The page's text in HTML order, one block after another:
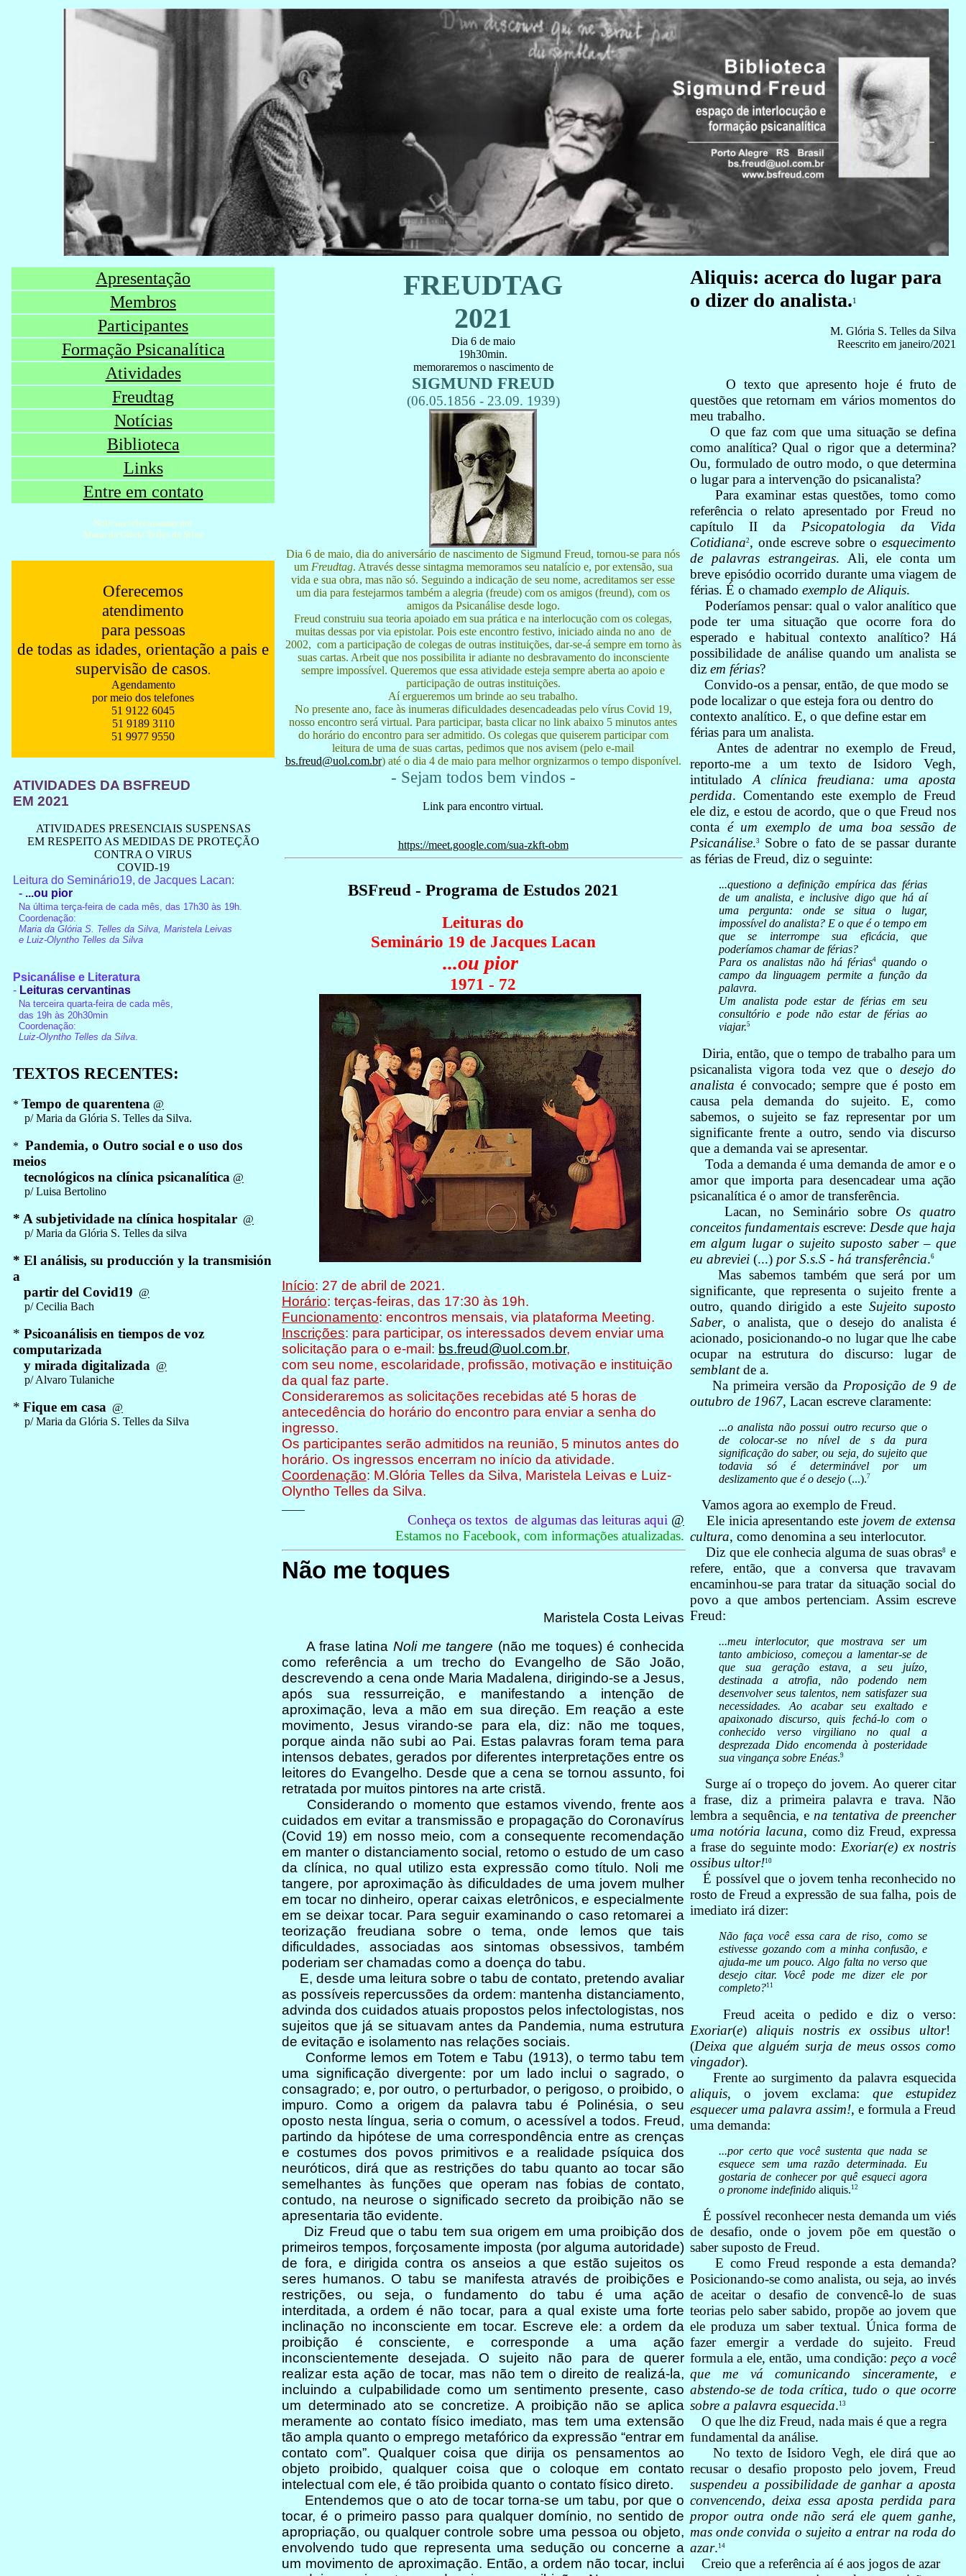
Apresentação
Membros
Participantes
Formação Psicanalítica
Atividades
Freudtag
Notícias
Biblioteca
Links
Entre em contato
Notícias selecionadas por
Maria da Glória Telles da Silva
Oferecemos
atendimento
para pessoas
de todas as idades, orientação a pais e
supervisão de casos.
Agendamento
por meio dos telefones
51 9122 6045
51 9189 3110
51 9977 9550
ATIVIDADES DA BSFREUD
EM 2021
ATIVIDADES PRESENCIAIS SUSPENSAS
EM RESPEITO AS MEDIDAS DE PROTEÇÃO
CONTRA O VIRUS
COVID-19
Leitura do Seminário19, de Jacques Lacan:
- ...ou pior
Na última terça-feira de cada mês, das 17h30 às 19h.
Coordenação:
Maria da Glória S. Telles da Silva, Maristela Leivas
e Luiz-Olyntho Telles da Silva
Psicanálise e Literatura
- Leituras cervantinas
Na terceira quarta-feira de cada mês,
das 19h às 20h30min
Coordenação:
Luiz-Olyntho Telles da Silva.
TEXTOS RECENTES:
* Tempo de quarentena @
p/ Maria da Glória S. Telles da Silva.
* Pandemia, o Outro social e o uso dos
meios
tecnológicos na clínica psicanalítica @
p/ Luisa Bertolino
* A subjetividade na clínica hospitalar @
p/ Maria da Glória S. Telles da silva
* El análisis, su producción y la transmisión
a
partir del Covid19 @
p/ Cecilia Bach
* Psicoanálisis en tiempos de voz
computarizada
y mirada digitalizada @
p/ Alvaro Tulaniche
* Fique em casa @
p/ Maria da Glória S. Telles da Silva
FREUDTAG
2021
Dia 6 de maio
19h30min.
memoraremos o nascimento de
SIGMUND FREUD
(06.05.1856 - 23.09. 1939)
Dia 6 de maio, dia do aniversário de nascimento de Sigmund Freud, tornou-se para nós
um Freudtag. Através desse sintagma memoramos seu natalício e, por extensão, sua
vida e sua obra, mas não só. Seguindo a indicação de seu nome, acreditamos ser esse
um dia para festejarmos também a alegria (freude) com os amigos (freund), com os
amigos da Psicanálise desde logo.
Freud construiu sua teoria apoiado em sua prática e na interlocução com os colegas,
muitas dessas por via epistolar. Pois este encontro festivo, iniciado ainda no ano de
2002, com a participação de colegas de outras instituições, dar-se-á sempre em torno às
suas cartas. Arbeit que nos possibilita ir adiante no desbravamento do inconsciente
sempre impossível. Queremos que essa atividade esteja sempre aberta ao apoio e
participação de outras instituições.
Aí ergueremos um brinde ao seu trabalho.
No presente ano, face às inumeras dificuldades desencadeadas pelo vírus Covid 19,
nosso encontro será virtual. Para participar, basta clicar no link abaixo 5 minutos antes
do horário do encontro para ser admitido. Os colegas que quiserem participar com
leitura de uma de suas cartas, pedimos que nos avisem (pelo e-mail
bs.freud@uol.com.br) até o dia 4 de maio para melhor orgnizarmos o tempo disponível.
- Sejam todos bem vindos -
Link para encontro virtual.
https://meet.google.com/sua-zkft-obm
BSFreud - Programa de Estudos 2021
Leituras do
Seminário 19 de Jacques Lacan
...ou pior
1971 - 72
Início: 27 de abril de 2021.
Horário: terças-feiras, das 17:30 às 19h.
Funcionamento: encontros mensais, via plataforma Meeting.
Inscrições: para participar, os interessados devem enviar uma
solicitação para o e-mail: bs.freud@uol.com.br,
com seu nome, escolaridade, profissão, motivação e instituição
da qual faz parte.
Consideraremos as solicitações recebidas até 5 horas de
antecedência do horário do encontro para enviar a senha do
ingresso.
Os participantes serão admitidos na reunião, 5 minutos antes do
horário. Os ingressos encerram no início da atividade.
Coordenação: M.Glória Telles da Silva, Maristela Leivas e Luiz-
Olyntho Telles da Silva.
Conheça os textos de algumas das leituras aqui @
Estamos no Facebook, com informações atualizadas.
Não me toques
Maristela Costa Leivas
A frase latina Noli me tangere (não me toques) é conhecida
como referência a um trecho do Evangelho de São João,
descrevendo a cena onde Maria Madalena, dirigindo-se a Jesus,
após sua ressurreição, e manifestando a intenção de
aproximação, leva a mão em sua direção. Em reação a este
movimento, Jesus virando-se para ela, diz: não me toques,
porque ainda não subi ao Pai. Estas palavras foram tema para
intensos debates, gerados por diferentes interpretações entre os
leitores do Evangelho. Desde que a cena se tornou assunto, foi
retratada por muitos pintores na arte cristã.
Considerando o momento que estamos vivendo, frente aos
cuidados em evitar a transmissão e propagação do Coronavírus
(Covid 19) em nosso meio, com a consequente recomendação
em manter o distanciamento social, retomo o estudo de um caso
da clínica, no qual utilizo esta expressão como título. Noli me
tangere, por aproximação às dificuldades de uma jovem mulher
em tocar no dinheiro, operar caixas eletrônicos, e especialmente
em se deixar tocar. Para seguir examinando o caso retomarei a
teorização freudiana sobre o tema, onde lemos que tais
dificuldades, associadas aos sintomas obsessivos, também
poderiam ser chamadas como a doença do tabu.
E, desde uma leitura sobre o tabu de contato, pretendo avaliar
as possíveis repercussões da ordem: mantenha distanciamento,
advinda dos cuidados atuais propostos pelos infectologistas, nos
sujeitos que já se situavam antes da Pandemia, numa estrutura
de evitação e isolamento nas relações sociais.
Conforme lemos em Totem e Tabu (1913), o termo tabu tem
uma significação divergente: por um lado inclui o sagrado, o
consagrado; e, por outro, o perturbador, o perigoso, o proibido, o
impuro. Como a origem da palavra tabu é Polinésia, o seu
oposto nesta língua, seria o comum, o acessível a todos. Freud,
partindo da hipótese de uma correspondência entre as crenças
e costumes dos povos primitivos e a realidade psíquica dos
neuróticos, dirá que as restrições do tabu quanto ao tocar são
semelhantes às funções que operam nas fobias de contato,
contudo, na neurose o significado secreto da proibição não se
apresentaria tão evidente.
Diz Freud que o tabu tem sua origem em uma proibição dos
primeiros tempos, forçosamente imposta (por alguma autoridade)
de fora, e dirigida contra os anseios a que estão sujeitos os
seres humanos. O tabu se manifesta através de proibições e
restrições, ou seja, o fundamento do tabu é uma ação
interditada, a ordem é não tocar, para a qual existe uma forte
inclinação no inconsciente em tocar. Escreve ele: a ordem da
proibição é consciente, e corresponde a uma ação
inconscientemente desejada. O sujeito não para de querer
realizar esta ação de tocar, mas não tem o direito de realizá-la,
incluindo a culpabilidade como um sentimento presente, caso
um determinado ato se concretize. A proibição não se aplica
meramente ao contato físico imediato, mas tem uma extensão
tão ampla quanto o emprego metafórico da expressão “entrar em
contato com”. Qualquer coisa que dirija os pensamentos ao
objeto proibido, qualquer coisa que o coloque em contato
intelectual com ele, é tão proibida quanto o contato físico direto.
Entendemos que o ato de tocar torna-se um tabu, por que o
tocar, é o primeiro passo para qualquer domínio, no sentido de
apropriação, ou qualquer controle sobre uma pessoa ou objeto,
envolvendo tudo que representa uma sedução ou concerne a
um movimento de aproximação. Então, a ordem não tocar, inclui
Aliquis: acerca do lugar para
o dizer do analista.1
M. Glória S. Telles da Silva
Reescrito em janeiro/2021
O texto que apresento hoje é fruto de
questões que retornam em vários momentos do
meu trabalho.
O que faz com que uma situação se defina
como analítica? Qual o rigor que a determina?
Ou, formulado de outro modo, o que determina
o lugar para a intervenção do psicanalista?
Para examinar estas questões, tomo como
referência o relato apresentado por Freud no
capítulo II da Psicopatologia da Vida
Cotidiana2 , onde escreve sobre o esquecimento
de palavras estrangeiras. Ali, ele conta um
breve episódio ocorrido durante uma viagem de
férias. É o chamado exemplo de Aliquis.
Poderíamos pensar: qual o valor analítico que
pode ter uma situação que ocorre fora do
esperado e habitual contexto analítico? Há
possibilidade de análise quando um analista se
diz em férias?
Convido-os a pensar, então, de que modo se
pode localizar o que esteja fora ou dentro do
contexto analítico. E, o que define estar em
férias para um analista.
Antes de adentrar no exemplo de Freud,
reporto-me a um texto de Isidoro Vegh,
intitulado A clínica freudiana: uma aposta
perdida. Comentando este exemplo de Freud
ele diz, e estou de acordo, que o que Freud nos
conta é um exemplo de uma boa sessão de
Psicanálise.3
Sobre o fato de se passar durante
as férias de Freud, diz o seguinte:
...questiono a definição empírica das férias
de um analista, e inclusive digo que há aí
uma pergunta: onde se situa o lugar,
impossível do analista? E o que é o tempo em
que se interrompe sua eficácia, que
poderíamos chamar de férias?
Para os analistas não há férias4
quando o
campo da linguagem permite a função da
palavra.
Um analista pode estar de férias em seu
consultório e pode não estar de férias ao
viajar.5
Diria, então, que o tempo de trabalho para um
psicanalista vigora toda vez que o desejo do
analista é convocado; sempre que é posto em
causa pela demanda do sujeito. E, como
sabemos, o sujeito se faz representar por um
significante frente a outro, sendo via discurso
que a demanda vai se apresentar.
Toda a demanda é uma demanda de amor e o
amor que importa para desencadear uma ação
psicanalítica é o amor de transferência.
Lacan, no Seminário sobre Os quatro
conceitos fundamentais escreve: Desde que haja
em algum lugar o sujeito suposto saber – que
eu abreviei (...) por S.s.S - há transferência.6
Mas sabemos também que será por um
significante, que representa o sujeito frente a
outro, quando dirigido a este Sujeito suposto
Saber, o analista, que o desejo do analista é
acionado, posicionando-o no lugar que lhe cabe
ocupar na estrutura do discurso: lugar de
semblantde a.
Na primeira versão da Proposição de 9 de
outubro de 1967, Lacan escreve claramente:
...o analista não possui outro recurso que o
de colocar-se no nível de s da pura
significação do saber, ou seja, do sujeito que
todavia só é determinável por um
deslizamento que é o desejo (...).7
Vamos agora ao exemplo de Freud.
Ele inicia apresentando este jovem de extensa
cultura, como denomina a seu interlocutor.
Diz que ele conhecia alguma de suas obras8
e
refere, então, que a conversa que travavam
encaminhou-se para tratar da situação social do
povo a que ambos pertenciam. Assim escreve
Freud:
...meu interlocutor, que mostrava ser um
tanto ambicioso, começou a lamentar-se de
que sua geração estava, a seu juízo,
destinada a atrofia, não podendo nem
desenvolver seus talentos, nem satisfazer sua
necessidades. Ao acabar seu exaltado e
apaixonado discurso, quis fechá-lo com o
conhecido verso virgiliano no qual a
desprezada Dido encomenda à posteridade
sua vingança sobre Enéas.9
Surge aí o tropeço do jovem. Ao querer citar
a frase, diz a primeira palavra e trava. Não
lembra a sequência, ena tentativa de preencher
uma notória lacuna, como diz Freud, expressa
a frase do seguinte modo:Exoriar(e) ex nostris
ossibus ultor!10
É possível que o jovem tenha reconhecido no
rosto de Freud a expressão de sua falha, pois de
imediato irá dizer:
Não faça você essa cara de riso, como se
estivesse gozando com a minha confusão, e
ajuda-me um pouco. Algo falta no verso que
desejo citar. Você pode me dizer ele por
completo?11
Freud aceita o pedido e diz o verso:
Exoriar(e) aliquis nostris ex ossibus ultor!
(Deixa que alguém surja de meus ossos como
vingador).
Frente ao surgimento da palavra esquecida
aliquis, o jovem exclama: que estupidez
esquecer uma palavra assim!, e formula a Freud
uma demanda:
...por certo que você sustenta que nada se
esquece sem uma razão determinada. Eu
gostaria de conhecer por quê esqueci agora
o pronome indefinido aliquis. 12
É possível reconhecer nesta demanda um viés
de desafio, onde o jovem põe em questão o
saber suposto de Freud.
E como Freud responde a esta demanda?
Posicionando-se como analista, ou seja, ao invés
de aceitar o desafio de convencê-lo de suas
teorias pelo saber sabido, propõe ao jovem que
ele produza um saber textual. Única forma de
fazer emergir a verdade do sujeito. Freud
formula a ele, então, uma condição: peço a você
que me vá comunicando sinceramente, e
abstendo-se de toda crítica, tudo o que ocorre
sobre a palavra esquecida. 13
O que lhe diz Freud, nada mais é que a regra
fundamental da análise.
No texto de Isidoro Vegh, ele dirá que ao
recusar o desafio proposto pelo jovem, Freud
suspendeu a possibilidade de ganhar a aposta
convencendo, deixa essa aposta perdida para
propor outra onde não será ele quem ganhe,
mas onde convida o sujeito a entrar na roda do
azar. 14
Creio que a referência aí é aos jogos de azar